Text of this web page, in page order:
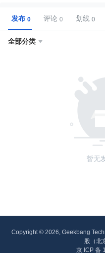
发布 评论 划线
全部分类 
暂无
Copyright © 2026, Geekbang
股（北
京 ICP 备